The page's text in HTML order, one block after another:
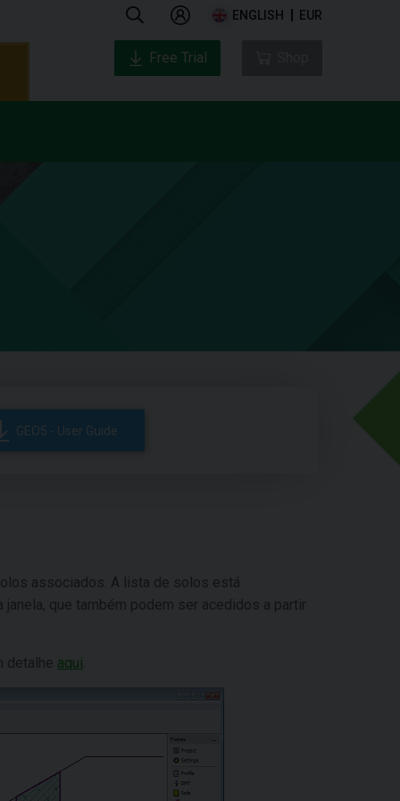
ENGLISH EUR
Free Trial
GEO5 - User Guide
associados. A lista de solos está
que também podem ser acedidos a partir
detalhe aqui